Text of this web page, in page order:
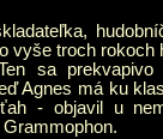
vyše troch rokoch
sa
Agnes má ku
- objavil u